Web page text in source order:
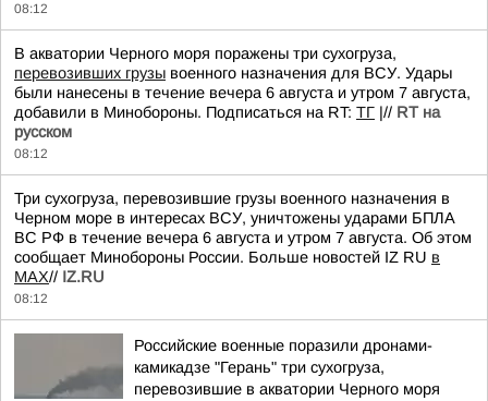
08:12
В акватории Черного моря поражены три сухогруза,
перевозивших грузы военного назначения для ВСУ. Удары
были нанесены в течение вечера 6 августа и утром 7 августа,
добавили в Минобороны. Подписаться на RT: ТГ |// RT на
русском
08:12
Три сухогруза, перевозившие грузы военного назначения в
Черном море в интересах ВСУ, уничтожены ударами БПЛА
ВС РФ в течение вечера 6 августа и утром 7 августа. Об этом
сообщает Минобороны России. Больше новостей IZ RU в
MAX// IZ.RU
08:12
Российские военные поразили дронами-
камикадзе "Герань" три сухогруза,
перевозившие в акватории Черного моря